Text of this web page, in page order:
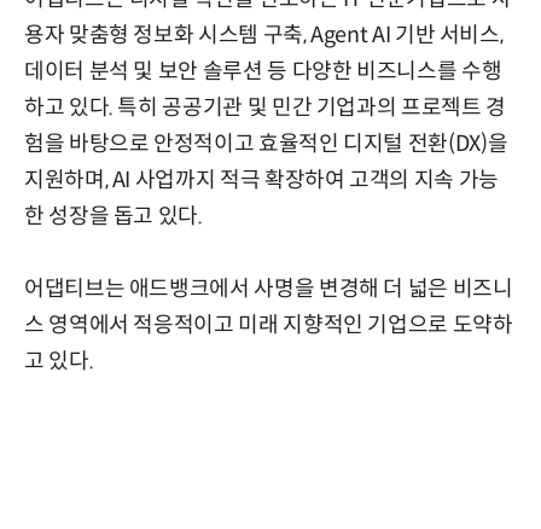
용자 맞춤형 정보화 시스템 구축, Agent AI 기반 서비스,
데이터 분석 및 보안 솔루션 등 다양한 비즈니스를 수행
하고 있다. 특히 공공기관 및 민간 기업과의 프로젝트 경
험을 바탕으로 안정적이고 효율적인 디지털 전환(DX)을
지원하며, AI 사업까지 적극 확장하여 고객의 지속 가능
한 성장을 돕고 있다.
어댑티브는 애드뱅크에서 사명을 변경해 더 넓은 비즈니
스 영역에서 적응적이고 미래 지향적인 기업으로 도약하
고 있다.